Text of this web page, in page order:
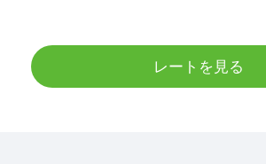
レートを見る